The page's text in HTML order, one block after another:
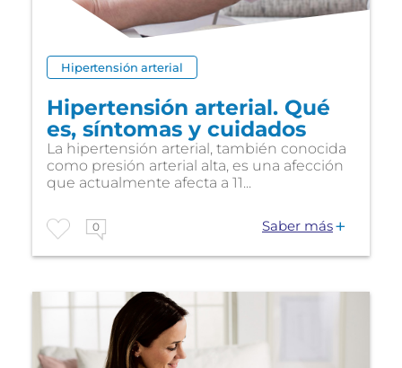
Hipertensión arterial
Hipertensión arterial. Qué
es, síntomas y cuidados
La hipertensión arterial, también conocida
como presión arterial alta, es una afección
que actualmente afecta a 11...
0 Saber más